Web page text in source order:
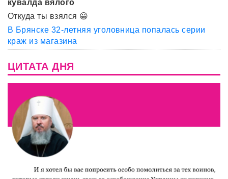
кувалда вялого
Откуда ты взялся 😀
В Брянске 32-летняя уголовница попалась серии
краж из магазина
ЦИТАТА ДНЯ